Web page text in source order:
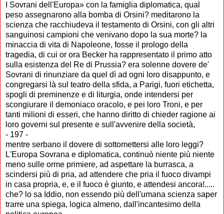
I Sovrani dell'Europa» con la famiglia diplomatica, qual
peso assegnarono alla bomba di Orsini? meditarono la
scienza che racchiudeva il testamento di Orsini, con gli altri
sanguinosi campioni che venivano dopo la sua morte? la
minaccia di vita di Napoleone, fosse il prologo della
tragedia, di cui or ora Becker ha rappresentato il primo atto
sulla esistenza del Re di Prussia? era solenne dovere de'
Sovrani di rinunziare da quel dì ad ogni loro disappunto, e
congregarsi là sul teatro della sfida, a Parigi, fuori etichetta,
spogli di preminenze e di liturgia, onde intendersi per
scongiurare il demoniaco oracolo, e pei loro Troni, e per
tanti milioni di esseri, che hanno diritto di chieder ragione ai
loro governi sul presente e sull'avvenire della società,
- 197 -
mentre serbano il dovere di sottomettersi alle loro leggi?
L'Europa Sovrana e diplomatica, continuò niente più niente
meno sulle orme primiere, ad aspettare la burrasca, a
scindersi più di pria, ad attendere che pria il fuoco divampi
in casa propria, e, e il fuoco è giunto, e attendesi ancora!.....
che? lo sa Iddio, non essendo più dell'umana scienza saper
trarre una spiega, logica almeno, dall'incantesimo della